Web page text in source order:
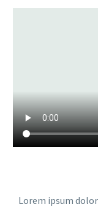
Lorem ipsum